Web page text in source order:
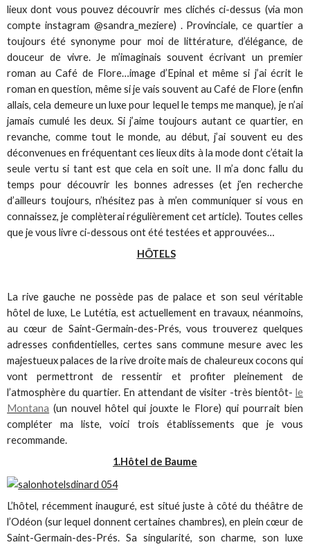
lieux dont vous pouvez découvrir mes clichés ci-dessus (via mon
compte instagram @sandra_meziere) . Provinciale, ce quartier a
toujours été synonyme pour moi de littérature, d’élégance, de
douceur de vivre. Je m’imaginais souvent écrivant un premier
roman au Café de Flore…image d’Epinal et même si j’ai écrit le
roman en question, même si je vais souvent au Café de Flore (enfin
allais, cela demeure un luxe pour lequel le temps me manque), je n’ai
jamais cumulé les deux. Si j’aime toujours autant ce quartier, en
revanche, comme tout le monde, au début, j’ai souvent eu des
déconvenues en fréquentant ces lieux dits à la mode dont c’était la
seule vertu si tant est que cela en soit une. Il m’a donc fallu du
temps pour découvrir les bonnes adresses (et j’en recherche
d’ailleurs toujours, n’hésitez pas à m’en communiquer si vous en
connaissez, je complèterai régulièrement cet article). Toutes celles
que je vous livre ci-dessous ont été testées et approuvées…
HÔTELS
La rive gauche ne possède pas de palace et son seul véritable
hôtel de luxe, Le Lutétia, est actuellement en travaux, néanmoins,
au cœur de Saint-Germain-des-Prés, vous trouverez quelques
adresses confidentielles, certes sans commune mesure avec les
majestueux palaces de la rive droite mais de chaleureux cocons qui
vont permettront de ressentir et profiter pleinement de
l’atmosphère du quartier. En attendant de visiter -très bientôt- le
Montana (un nouvel hôtel qui jouxte le Flore) qui pourrait bien
compléter ma liste, voici trois établissements que je vous
recommande.
1.Hôtel de Baume
L’hôtel, récemment inauguré, est situé juste à côté du théâtre de
l’Odéon (sur lequel donnent certaines chambres), en plein cœur de
Saint-Germain-des-Prés. Sa singularité, son charme, son luxe